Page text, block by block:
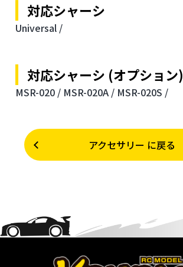
対応シャーシ
Universal /
対応シャーシ (オプション)
MSR-020 / MSR-020A / MSR-020S /
アクセサリー に戻る